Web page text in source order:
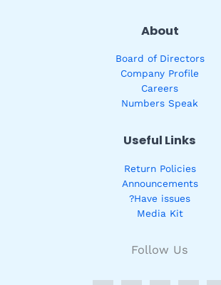
About
Board of Directors
Company Profile
Careers
Numbers Speak
Useful Links
Return Policies
Announcements
Have issues?
Media Kit
Follow Us